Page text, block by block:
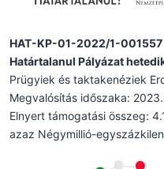
HAT-KP-01-2022/1-001557
Határtalanul Pályázat
Prügyiek és taktakenéziek
Megvalósítás időszaka:
Elnyert támogatási összeg:
azaz Négymillió-